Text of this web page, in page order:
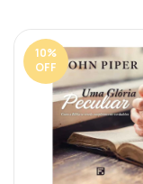
10%
OFF